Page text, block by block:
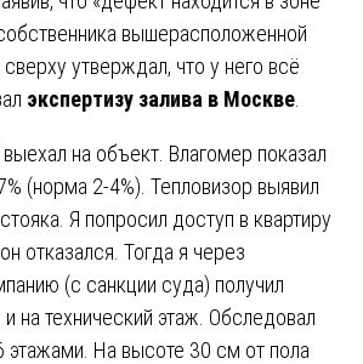
вышерасположенной
утверждал, что у него всё
экспертизу залива в Москве
выехал на объект. Влагомер показал
(норма 2-4%). Тепловизор выявил
Я попросил доступ в квартиру
отказался. Тогда я через
(с санкции суда) получил
на технический этаж. Обследовал
этажами. На высоте 30 см от пола